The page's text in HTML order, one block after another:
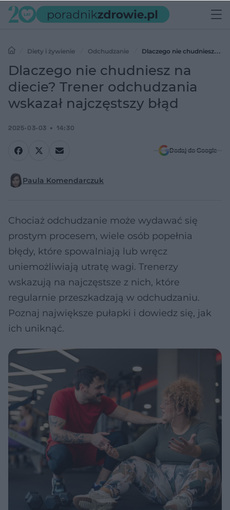
Diety i żywienie Odchudzanie
Dlaczego nie chudniesz na
diecie? Trener odchudzania wskazał najczęstszy błąd
Dlaczego nie chudniesz na
diecie? Trener odchudzania
wskazał najczęstszy błąd
2025-03-03 14:30
Dodaj do Google
Paula Komendarczuk
Chociaż odchudzanie może wydawać się
prostym procesem, wiele osób popełnia
błędy, które spowalniają lub wręcz
uniemożliwiają utratę wagi. Trenerzy
wskazują na najczęstsze z nich, które
regularnie przeszkadzają w odchudzaniu.
Poznaj największe pułapki i dowiedz się, jak
ich uniknąć.